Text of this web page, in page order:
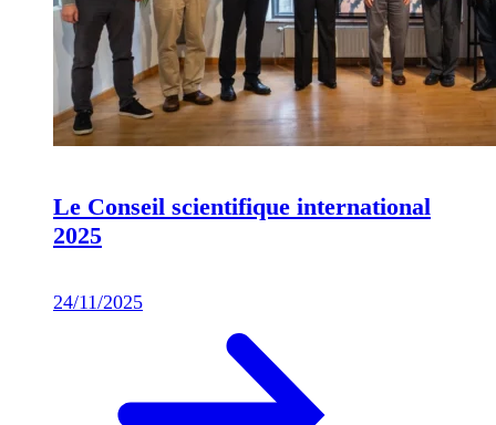
Le Conseil scientifique international
2025
24/11/2025